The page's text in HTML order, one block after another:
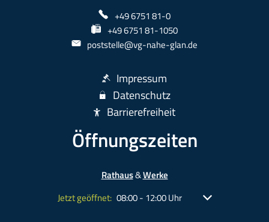
+49 6751 81-0
+49 6751 81-1050
poststelle@vg-nahe-glan.de
Impressum
Datenschutz
Barrierefreiheit
Öffnungszeiten
Rathaus&Werke
Klicken, um weitere Öffnungs- oder Schließzeiten
Jetzt geöffnet: 08:00- 12:00Uhr
Von 08:00 bis 12:00 Uhr